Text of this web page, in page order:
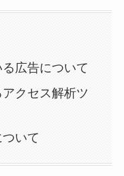
広告について
クセス解析ツ
いて